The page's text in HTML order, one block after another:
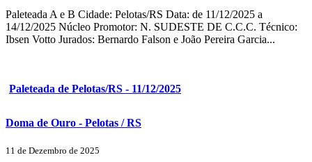
Paleteada A e B Cidade: Pelotas/RS Data: de 11/12/2025 a
14/12/2025 Núcleo Promotor: N. SUDESTE DE C.C.C. Técnico:
Ibsen Votto Jurados: Bernardo Falson e João Pereira Garcia...
Paleteada de Pelotas/RS - 11/12/2025
Doma de Ouro - Pelotas / RS
11 de Dezembro de 2025